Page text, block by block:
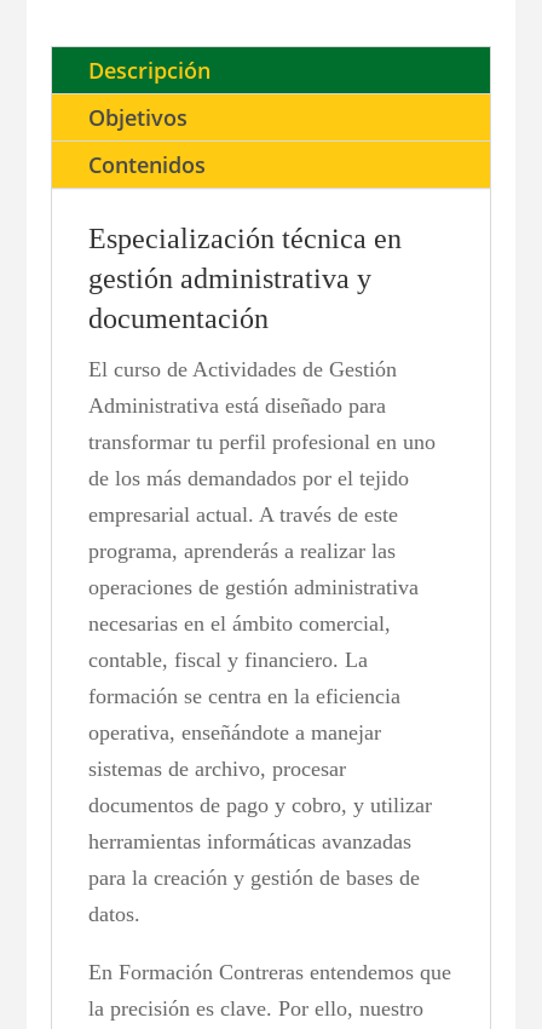
Descripción
Objetivos
Contenidos
Especialización técnica en
gestión administrativa y
documentación
El curso de Actividades de Gestión
Administrativa está diseñado para
transformar tu perfil profesional en uno
de los más demandados por el tejido
empresarial actual. A través de este
programa, aprenderás a realizar las
operaciones de gestión administrativa
necesarias en el ámbito comercial,
contable, fiscal y financiero. La
formación se centra en la eficiencia
operativa, enseñándote a manejar
sistemas de archivo, procesar
documentos de pago y cobro, y utilizar
herramientas informáticas avanzadas
para la creación y gestión de bases de
datos.
En Formación Contreras entendemos que
la precisión es clave. Por ello, nuestro